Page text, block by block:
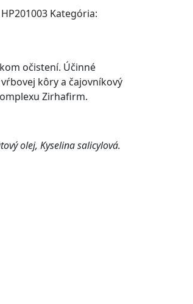
HP201003 Kategória:
očistení. Účinné
kôry a čajovníkový
Zirhafirm.
olej, Kyselina salicylová.